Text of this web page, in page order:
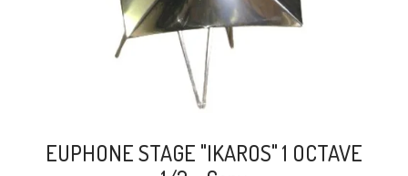
EUPHONE STAGE "IKAROS" 1 OCTAVE